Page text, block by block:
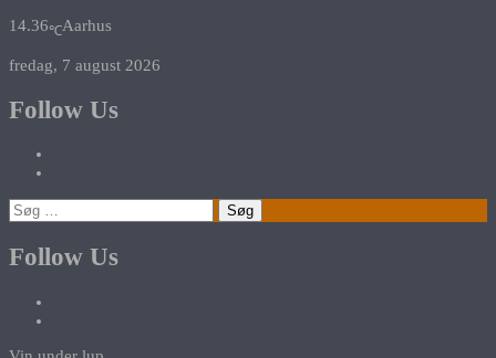
14.36℃Aarhus
fredag, 7 august 2026
Follow Us
Søg
efter:
Follow Us